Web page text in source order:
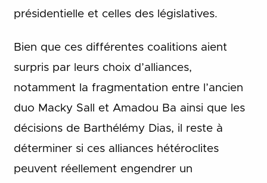
présidentielle et celles des législatives.
Bien que ces différentes coalitions aient
surpris par leurs choix d’alliances,
notamment la fragmentation entre l’ancien
duo Macky Sall et Amadou Ba ainsi que les
décisions de Barthélémy Dias, il reste à
déterminer si ces alliances hétéroclites
peuvent réellement engendrer un